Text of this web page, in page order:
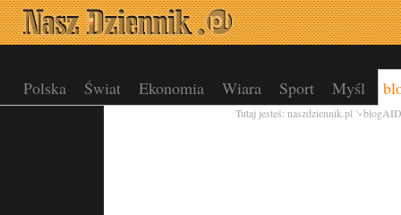
Polska Świat Ekonomia Wiara Sport Myśl
Tutaj jesteś: naszdziennik.pl blogAID